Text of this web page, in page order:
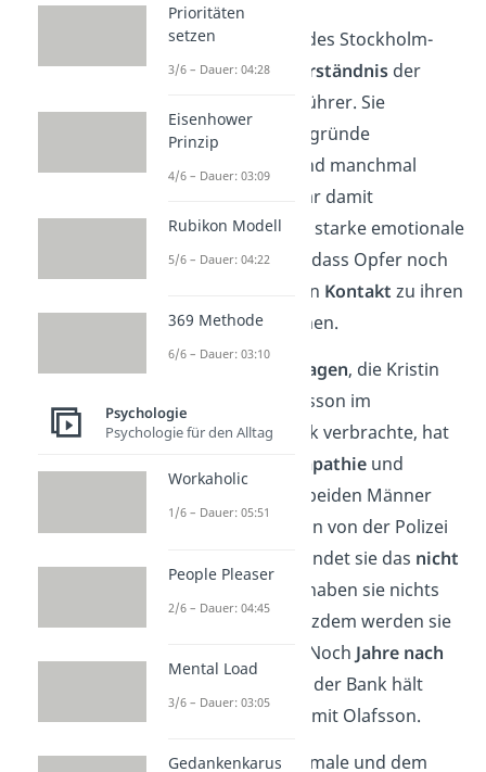
Das letzte Merkmal des Stockholm-
Syndroms ist das
Verständnisder
Geiseln für den Entführer. Sie
beginnen die Beweggründe
nachzuvollziehen
und manchmal
können sie sich sogar damit
identifizieren. Diese starke emotionale
Bindung führt dazu, dass Opfer noch
nach dem Geschehen Kontakt zu ihren
Geiselnehmern
suchen.
In den letzten
fünf Tagen, die Kristin
mit Olsson und Olafsson im
Tresorraum der Bank verbrachte, hat
Sympathieund
für die beiden Männer
entwickelt. Als sie nun von der Polizei
abgeführt werden, findet sie das nicht
. In ihren Augen haben sie nichts
falsch gemacht. Trotzdem werden sie
wieder eingesperrt. Noch Jahre nach
in der Bank hält
Kristin
mit Olafsson.
Anhand dieser Merkmale und dem
Prioritäten
setzen
3/6 – Dauer: 04:28
Eisenhower
Prinzip
4/6 – Dauer: 03:09
Rubikon Modell
5/6 – Dauer: 04:22
369 Methode
6/6 – Dauer: 03:10
Psychologie
Psychologie für den Alltag
Workaholic
1/6 – Dauer: 05:51
People Pleaser
2/6 – Dauer: 04:45
Mental Load
3/6 – Dauer: 03:05
Gedankenkarus